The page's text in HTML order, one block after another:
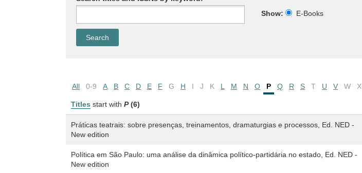
Show:
E-Books
All 0-9 A B C D E F G H I J K L M N O P Q R S T U V W X
Titles start with P (6)
Práticas teatrais: sobre presenças, treinamentos, dramaturgias e processos, Ed. NED -
New edition
Política em São Paulo: uma análise da dinâmica político-partidária no estado, Ed. NED -
New edition